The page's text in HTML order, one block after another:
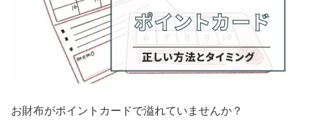
お財布がポイントカードで溢れていませんか？